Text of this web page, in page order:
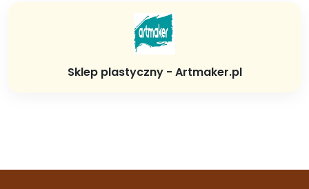
Sklep plastyczny - Artmaker.pl